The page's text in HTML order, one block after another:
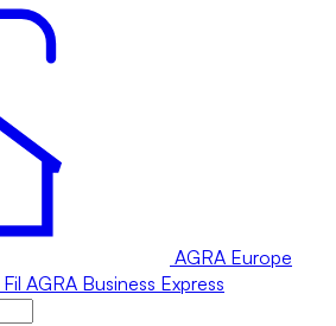
AGRA Europe
Fil AGRA Business Express